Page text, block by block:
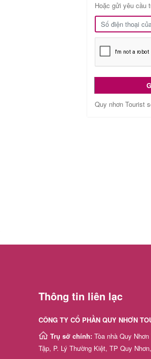
Hoặc gửi yêu cầu
Quy nhơn Tourist
Thông tin liên lạc
CÔNG TY CỔ PHẦN QUY NHƠN
Trụ sở chính: Tòa nhà Quy
Tập, P. Lý Thường Kiệt, TP Quy